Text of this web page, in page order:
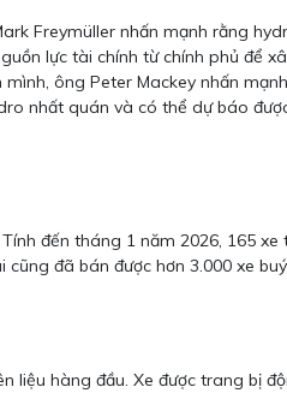
Freymüller nhấn mạnh rằng
lực tài chính từ chính phủ để
ông Peter Mackey nhấn
nhất quán và có thể dự báo
đến tháng 1 năm 2026, 165 xe
đã bán được hơn 3.000 xe
hàng đầu. Xe được trang bị